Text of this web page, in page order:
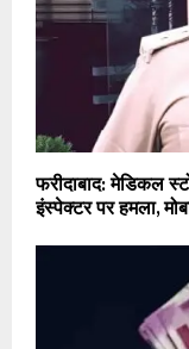
फरीदाबाद: मेडिकल
इंस्पेक्टर पर हमला,